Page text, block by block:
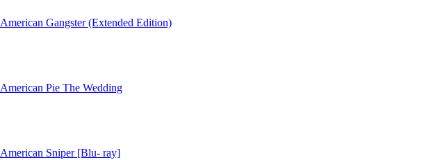
American Gangster (Extended Edition)
American Pie The Wedding
American Sniper [Blu- ray]